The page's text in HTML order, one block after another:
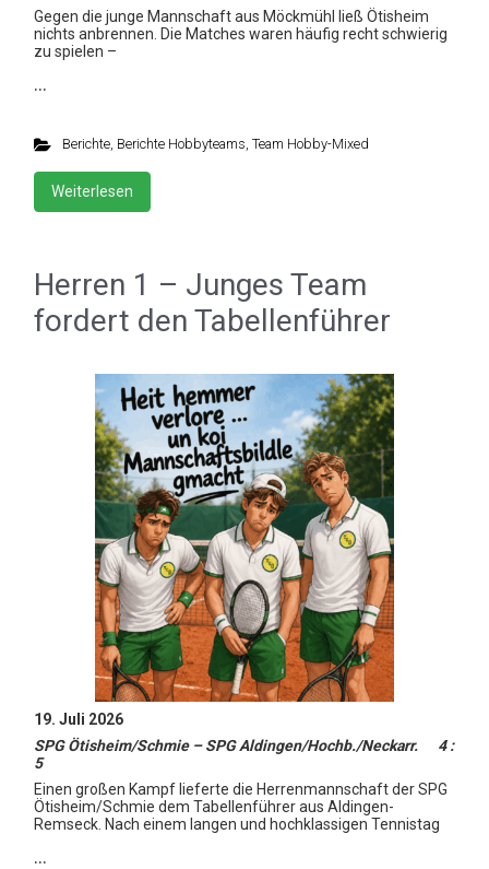
Gegen die junge Mannschaft aus Möckmühl ließ Ötisheim
nichts anbrennen. Die Matches waren häufig recht schwierig
zu spielen –
…
Berichte, Berichte Hobbyteams, Team Hobby-Mixed
Weiterlesen
Herren 1 – Junges Team
fordert den Tabellenführer
19. Juli 2026
SPG Ötisheim/Schmie – SPG Aldingen/Hochb./Neckarr. 4 :
5
Einen großen Kampf lieferte die Herrenmannschaft der SPG
Ötisheim/Schmie dem Tabellenführer aus Aldingen-
Remseck. Nach einem langen und hochklassigen Tennistag
…